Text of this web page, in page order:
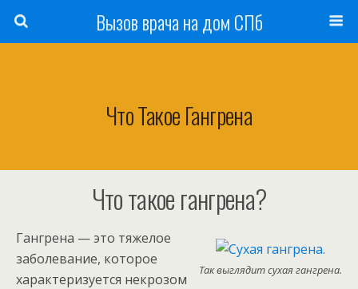
Вызов врача на дом СПб
Что Такое Гангрена
Что такое гангрена?
Так выглядит сухая гангрена.
Гангрена — это тяжелое
заболевание, которое
характеризуется некрозом